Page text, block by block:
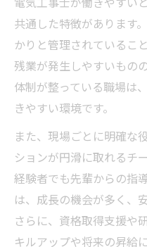
共通した特徴があります
かりと管理されているこ
残業が発生しやすいもの
体制が整っている職場は
きやすい環境です。
また、現場ごとに明確な
ションが円滑に取れるチ
経験者でも先輩からの指
は、成長の機会が多く、
さらに、資格取得支援や
キルアップや将来の昇給